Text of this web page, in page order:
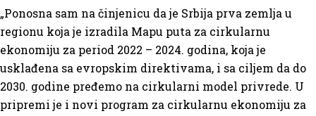
„Ponosna sam na činjenicu da je Srbija prva zemlja u
regionu koja je izradila Mapu puta za cirkularnu
ekonomiju za period 2022 – 2024. godina, koja je
usklađena sa evropskim direktivama, i sa ciljem da do
2030. godine pređemo na cirkularni model privrede. U
pripremi je i novi program za cirkularnu ekonomiju za